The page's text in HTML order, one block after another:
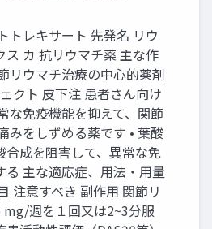
トレキサート 先発名 リウ
ス カ 抗リウマチ薬 主な作
リウマチ治療の中心的薬剤
クト 皮下注 患者さん向け
な免疫機能を抑えて、関節
みをしずめる薬です • 葉酸
合成を阻害して、異常な免
る 主な適応症、用法・用量
注意すべき 副作用 関節リ
mg/週を１回又は2~3分服